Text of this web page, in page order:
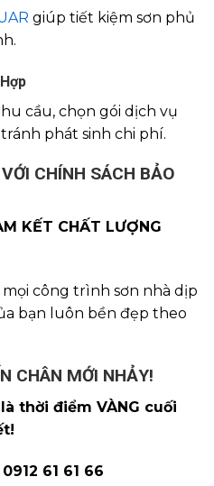
giúp tiết kiệm sơn phủ
cầu, chọn gói dịch vụ
phát sinh chi phí.
CHÍNH SÁCH BẢO
KẾT CHẤT LƯỢNG
mọi công trình sơn nhà dịp
bạn luôn bền đẹp theo
CHÂN MỚI NHẢY!
thời điểm VÀNG cuối
61 61 66